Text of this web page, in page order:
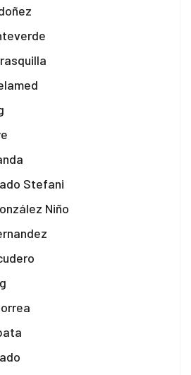
Stefani
Niño